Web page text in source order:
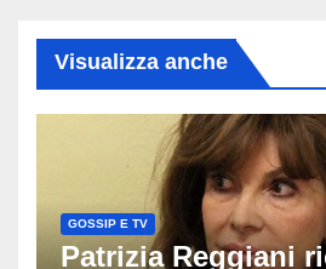
Visualizza anche
GOSSIP E TV
Patrizia Reggiani